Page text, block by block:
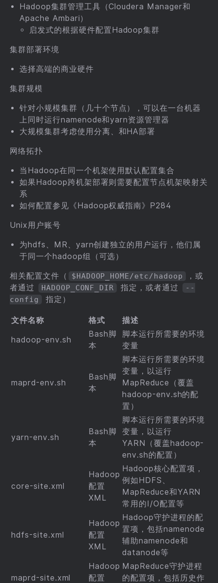
Hadoop集群管理工具（Cloudera Manager和
Apache Ambari）
启发式的根据硬件配置Hadoop集群
集群部署环境
选择高端的商业硬件
集群规模
针对小规模集群（几十个节点），可以在一台机器
上同时运行namenode和yarn资源管理器
大规模集群考虑使用分离、和HA部署
网络拓扑
当Hadoop在同一个机架使用默认配置集合
如果Hadoop跨机架部署则需要配置节点机架映射关
系
如何配置参见《Hadoop权威指南》P284
Unix用户账号
为hdfs、MR、yarn创建独立的用户运行，他们属
于同一个hadoop组（可选）
相关配置文件（ $HADOOP_HOME/etc/hadoop
，或
者通过
HADOOP_CONF_DIR 指定，或者通过
--
config
指定）
文件名称 格式 描述
hadoop-env.sh
Bash脚
本
脚本运行所需要的环境
变量
maprd-env.sh
Bash脚
本
脚本运行所需要的环境
变量，以运行
MapReduce（覆盖
hadoop-env.sh的配
置）
yarn-env.sh
Bash脚
本
脚本运行所需要的环境
变量，以运行
YARN（覆盖hadoop-
env.sh的配置）
core-site.xml
Hadoop
配置
XML
Hadoop核心配置项，
例如HDFS、
MapReduce和YARN
常用的I/O配置等
hdfs-site.xml
Hadoop
配置
XML
Hadoop守护进程的配
置项，包括namenode
辅助namenode和
datanode等
maprd-site.xml
Hadoop
配置
MapReduce守护进程
的配置项，包括历史作